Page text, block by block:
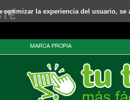
la experiencia del usuario,
MARCA PROPIA